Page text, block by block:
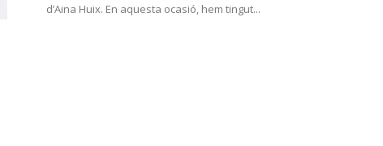
d’Aina Huix. En aquesta ocasió, hem tingut...